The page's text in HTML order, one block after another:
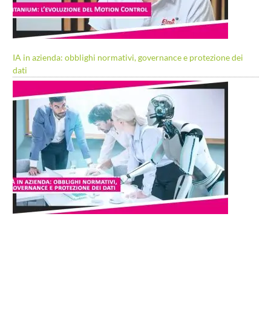
IA in azienda: obblighi normativi, governance e protezione dei
dati